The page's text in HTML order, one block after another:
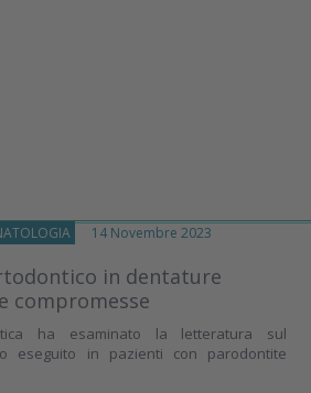
14 Novembre 2023
in dentature
compromesse
ha esaminato la letteratura sul
eseguito in pazienti con parodontite